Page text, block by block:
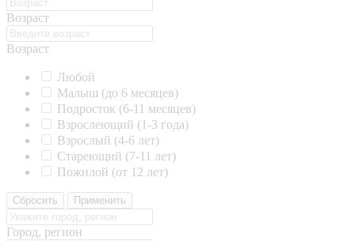
Возраст
Возраст
Любой
Малыш (до 6 месяцев)
Подросток (6-11 месяцев)
Взрослеющий (1-3 года)
Взрослый (4-6 лет)
Стареющий (7-11 лет)
Пожилой (от 12 лет)
Сбросить Применить
Город, регион